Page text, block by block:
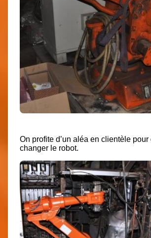
On profite d’un aléa en clientèle pour
changer le robot.